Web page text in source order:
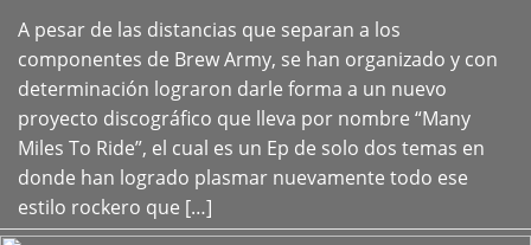
A pesar de las distancias que separan a los
componentes de Brew Army, se han organizado y con
determinación lograron darle forma a un nuevo
proyecto discográfico que lleva por nombre “Many
Miles To Ride”, el cual es un Ep de solo dos temas en
donde han logrado plasmar nuevamente todo ese
estilo rockero que […]
+